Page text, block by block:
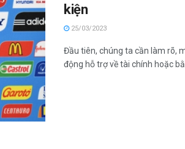
kiện
25/03/2023
Đầu tiên, chúng ta cần làm rõ,
động hỗ trợ về tài chính hoặc